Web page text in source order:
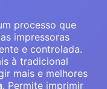
processo que
impressoras
e controlada.
à tradicional
mais e melhores
. Permite imprimir